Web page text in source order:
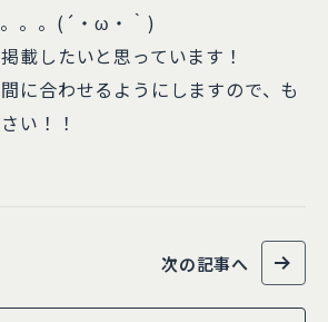
。。(´・ω・｀)
載したいと思っています！
に合わせるようにしますので、も
い！！
次の記事へ